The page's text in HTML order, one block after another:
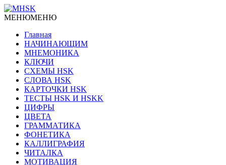
МЕНЮМЕНЮ
Главная
НАЧИНАЮЩИМ
МНЕМОНИКА
КЛЮЧИ
СХЕМЫ HSK
СЛОВА HSK
КАРТОЧКИ HSK
ТЕСТЫ HSK И HSKK
ЦИФРЫ
ЦВЕТА
ГРАММАТИКА
ФОНЕТИКА
КАЛЛИГРАФИЯ
ЧИТАЛКА
МОТИВАЦИЯ